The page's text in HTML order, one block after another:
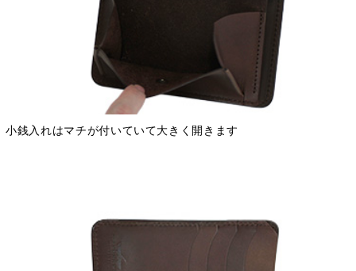
小銭入れはマチが付いていて大きく開きます